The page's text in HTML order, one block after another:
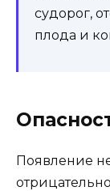
судорог,
плода и
Появление